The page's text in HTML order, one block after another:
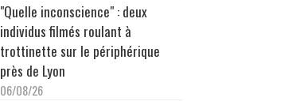
"Quelle inconscience" : deux
individus filmés roulant à
trottinette sur le périphérique
près de Lyon
06/08/26